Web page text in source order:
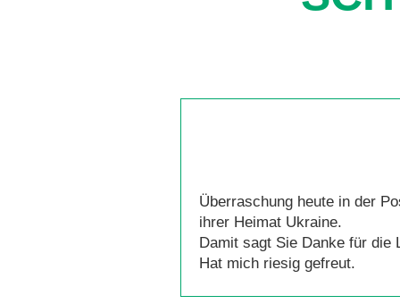
Überraschung heute in der
ihrer Heimat Ukraine.
Damit sagt Sie Danke für die
Hat mich riesig gefreut.